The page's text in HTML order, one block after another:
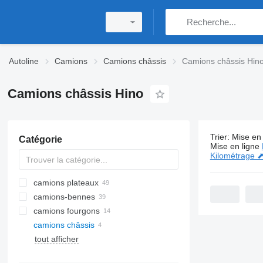
Autoline Camions Camions châssis Camions châssis Hino
Camions châssis Hino
Catégorie
camions plateaux
camions-bennes
camions fourgons
camions châssis
tout afficher
4
Trier: Mise
Mise en ligne
Kilométrage ⬈